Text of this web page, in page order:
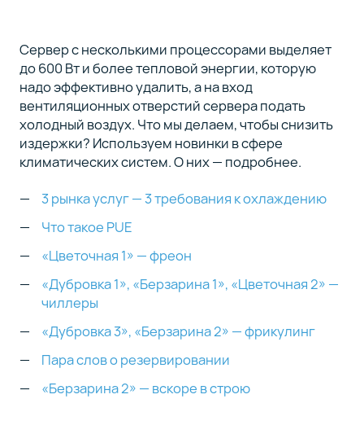
Сервер с несколькими процессорами выделяет
до 600 Вт и более тепловой энергии, которую
надо эффективно удалить, а на вход
вентиляционных отверстий сервера подать
холодный воздух. Что мы делаем, чтобы снизить
издержки? Используем новинки в сфере
климатических систем. О них — подробнее.
3 рынка услуг — 3 требования к охлаждению
Что такое PUE
«Цветочная 1» — фреон
«Дубровка 1», «Берзарина 1», «Цветочная 2» —
чиллеры
«Дубровка 3», «Берзарина 2» — фрикулинг
Пара слов о резервировании
«Берзарина 2» — вскоре в строю